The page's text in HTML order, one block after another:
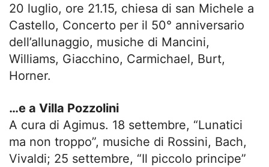
20 luglio, ore 21.15, chiesa di san Michele a
Castello, Concerto per il 50° anniversario
dell’allunaggio, musiche di Mancini,
Williams, Giacchino, Carmichael, Burt,
Horner.
…e a Villa Pozzolini
A cura di Agimus. 18 settembre, “Lunatici
ma non troppo”, musiche di Rossini, Bach,
Vivaldi; 25 settembre, “Il piccolo principe”